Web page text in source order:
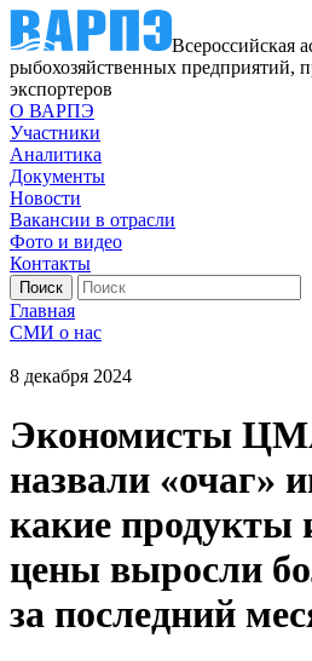
Всероссийская
рыбохозяйственных предприятий,
экспортеров
О ВАРПЭ
Участники
Аналитика
Документы
Новости
Вакансии в отрасли
Фото и видео
Контакты
Главная
СМИ о нас
8 декабря 2024
Экономисты
назвали «очаг»
какие продукты
цены выросли
за последний